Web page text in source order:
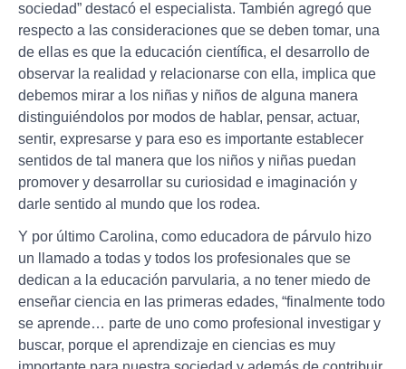
sociedad” destacó el especialista. También agregó que
respecto a las consideraciones que se deben tomar, una
de ellas es que la educación científica, el desarrollo de
observar la realidad y relacionarse con ella, implica que
debemos mirar a los niñas y niños de alguna manera
distinguiéndolos por modos de hablar, pensar, actuar,
sentir, expresarse y para eso es importante establecer
sentidos de tal manera que los niños y niñas puedan
promover y desarrollar su curiosidad e imaginación y
darle sentido al mundo que los rodea.
Y por último Carolina, como educadora de párvulo hizo
un llamado a todas y todos los profesionales que se
dedican a la educación parvularia, a no tener miedo de
enseñar ciencia en las primeras edades, “finalmente todo
se aprende… parte de uno como profesional investigar y
buscar, porque el aprendizaje en ciencias es muy